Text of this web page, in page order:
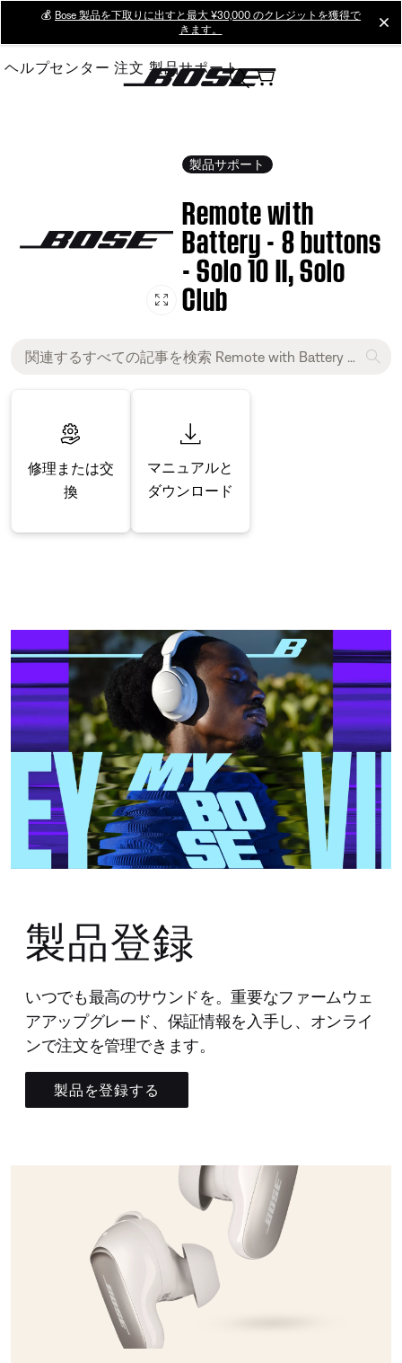
Main
💰 Bose 製品を下取りに出すと最大 ¥30,000 のクレジットを獲得で
きます。
ヘルプセンター 注文 製品サポート
製品サポート
Remote with
Battery - 8 buttons
- Solo 10 II, Solo
Club
修理または交
換
マニュアルと
ダウンロード
製品登録
いつでも最高のサウンドを。重要なファームウェ
アアップグレード、保証情報を入手し、オンライ
ンで注文を管理できます。
製品を登録する